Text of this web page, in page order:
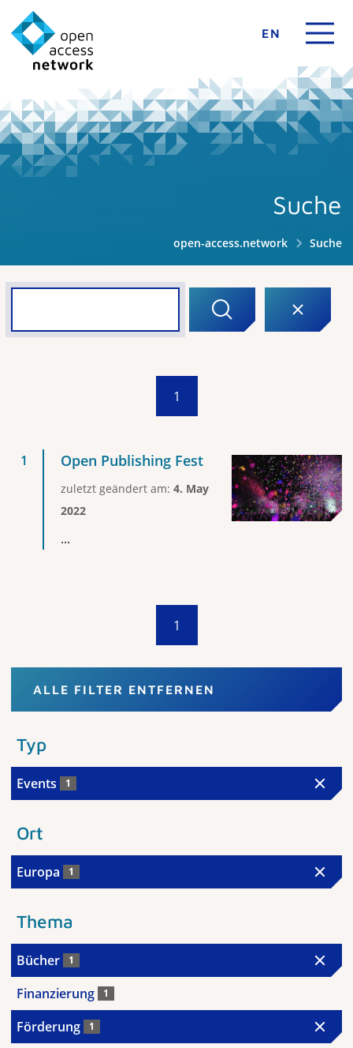
EN
Suche
open-access.network Suche
1
Open Publishing Fest
zuletzt geändert am: 4. May
2022
...
1
ALLE FILTER ENTFERNEN
Typ
Events 1
Ort
Europa 1
Thema
Bücher 1
Finanzierung 1
Förderung 1